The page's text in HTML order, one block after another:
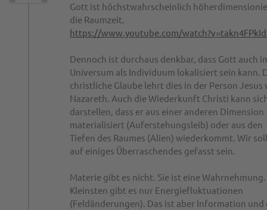
Gott ist höchstwahrscheinlich
die Raumzeit.
https://www.youtube.com/
Dennoch ist durchaus denkbar, dass Gott auch
Universum als Individuum lokalisiert sein kann.
christliche Glaube lehrt dies in der Person Jesus
Nazareth. Auch die Wiederkunft Christi kann
darstellen, dass er aus einer anderen Dimension
materialisiert (Auferstehungsleib) oder aus den
Tiefen des Raumes (Alien) wiederkommt. Wir
auf einiges Überraschendes gefasst sein.
Materie gibt es nicht. Sie ist eine
Kleinsten gibt es nur Energiefluktuationen
(Feldänderungen). Das ist aber Information und